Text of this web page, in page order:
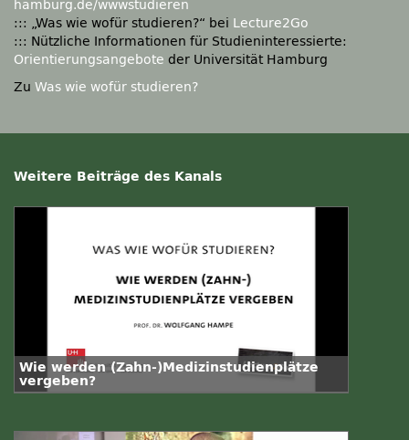
hamburg.de/wwwstudieren
::: „Was wie wofür studieren?“ bei Lecture2Go
::: Nützliche Informationen für Studieninteressierte:
Orientierungsangebote der Universität Hamburg
Zu Was wie wofür studieren?
Weitere Beiträge des Kanals
Wie werden (Zahn-)Medizinstudienplätze
vergeben?